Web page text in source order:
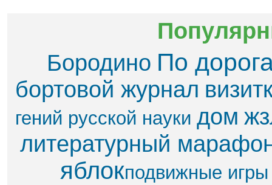
Бородино По
бортовой журнал
гений русской науки дом
литературный
яблок​подвижные игры